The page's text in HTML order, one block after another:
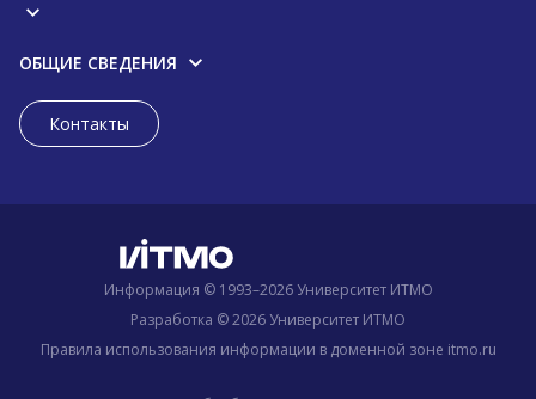
ОБЩИЕ СВЕДЕНИЯ
Контакты
Информация © 1993–2026 Университет ИТМО
Разработка © 2026 Университет ИТМО
Правила использования информации в доменной зоне itmo.ru